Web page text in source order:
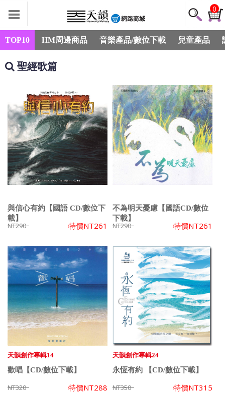
0
TOP10 HM周邊商品 音樂產品/數位下載 兒童產品
聖經歌篇
與信心有約【國語 CD/數位下
載】
NT290 特價NT261
不為明天憂慮【國語CD/數位
下載】
NT290 特價NT261
天韻創作專輯14
歡唱【CD/數位下載】
NT320 特價NT288
天韻創作專輯24
永恆有約 【CD/數位下載】
NT350 特價NT315